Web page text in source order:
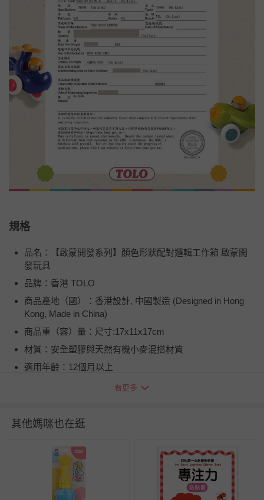
規格
品名：【啟蒙開發系列】顏色形狀配對邏輯工作箱 啟蒙開
發玩具
品牌：香港 TOLO
商品產地（國）：香港設計, 中國製造 (Designed in Hong
Kong, Made in China)
商品重（容）量：尺寸:17x11x17cm
材質：安全塑膠與天然有機小麥混搭材質
適用年齡：12個月以上
注意事項：1. 本玩具不適合12個月以下嬰幼兒使用. 2. 塑膠
使用.
洗滌/清潔建議：乾淨濕布擦拭即可
您所購買的商品享有7天的鑑賞期／猶豫期權益，但此期間
看更多
其他媽咪也在逛